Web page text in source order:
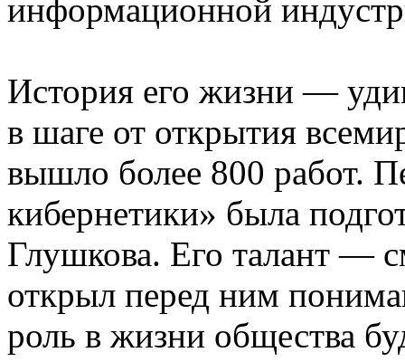
информационной
История его жизни —
в шаге от открытия
вышло более 800 работ.
кибернетики» была
Глушкова. Его талант —
открыл перед ним
роль в жизни общества